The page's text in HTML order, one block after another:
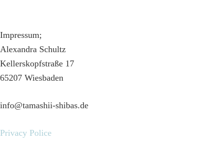
Impressum;
Alexandra Schultz
Kellerskopfstraße 17
65207 Wiesbaden
info@tamashii-shibas.de
Privacy Police